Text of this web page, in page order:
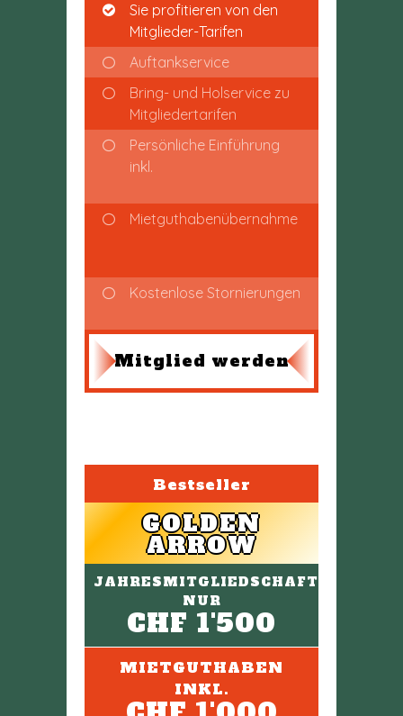
Sie profitieren von den
Mitglieder-Tarifen
Auftankservice
Bring- und Holservice zu
Mitgliedertarifen
Persönliche Einführung
inkl.
Mietguthabenübernahme
Kostenlose Stornierungen
Mitglied werden
Bestseller
GOLDEN
ARROW
JAHRESMITGLIEDSCHAFT
NUR
CHF 1'500
MIETGUTHABEN
INKL.